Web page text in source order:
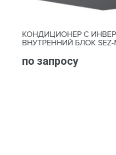
КОНДИЦИОНЕР С
ВНУТРЕННИЙ БЛОК SEZ-
по запросу